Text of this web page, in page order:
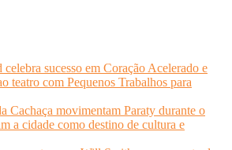
sucesso em Coração Acelerado e
teatro com Pequenos Trabalhos para
Cachaça movimentam Paraty durante o
a cidade como destino de cultura e